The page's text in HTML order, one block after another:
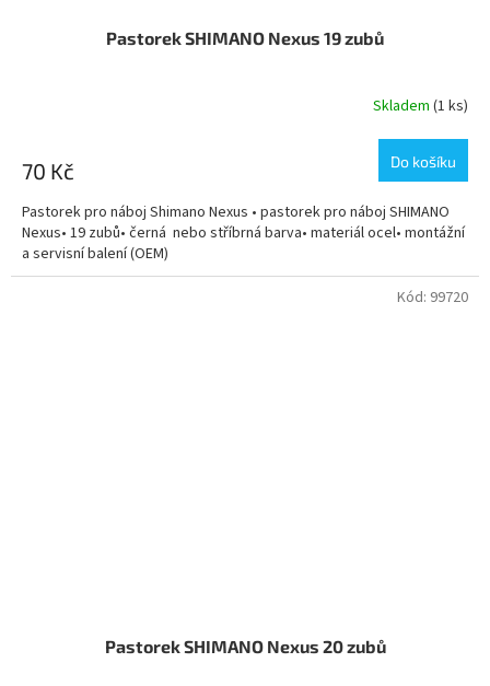
Pastorek SHIMANO Nexus 19 zubů
je
z
5
hvězdiček.
Skladem(1 ks)
70 Kč Do košíku
Pastorek pro náboj Shimano Nexus • pastorek pro náboj SHIMANO
Nexus• 19 zubů• černá nebo stříbrná barva• materiál ocel• montážní
a servisní balení (OEM)
Pastorek SHIMANO Nexus 20 zubů
Kód: 99720